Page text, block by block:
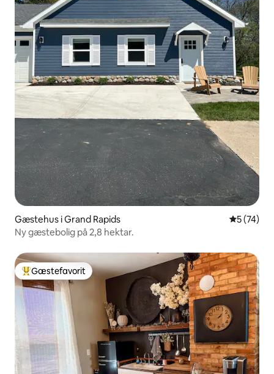
Gæstehus i Grand Rapids 5 ud af 5 i
5 (74)
Ny gæstebolig på 2,8 hektar.
Bedste gæstefavorit
Gæstefavorit